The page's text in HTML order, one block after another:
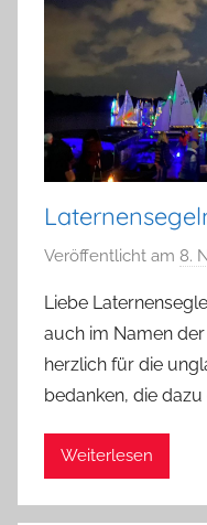
Veröffentlicht am 8.
Liebe
auch im Namen
herzlich für die
bedanken, die
Weiterlesen